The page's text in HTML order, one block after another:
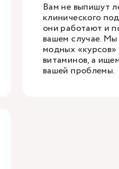
Вам не выпишут
клинического
они работают и
вашем случае. Мы
модных
витаминов, а
вашей проблемы.